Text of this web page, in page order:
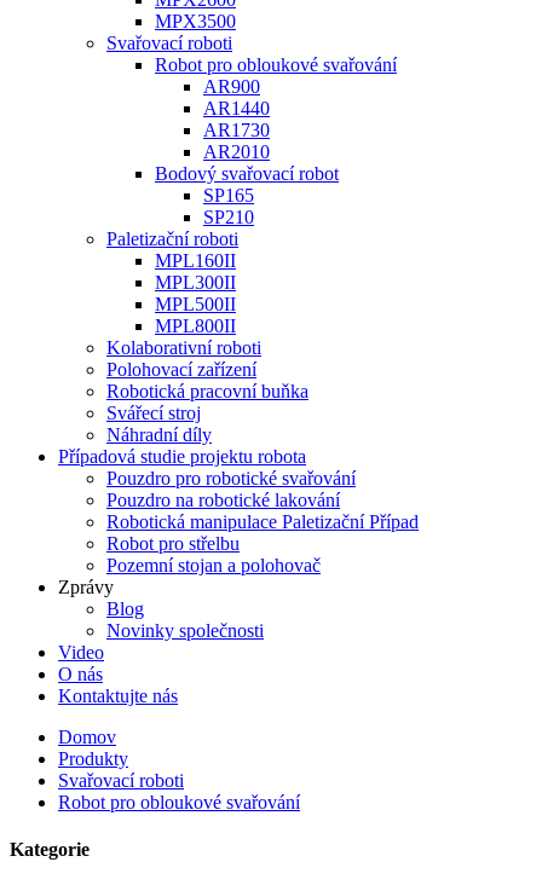
MPX3500
Svařovací roboti
Robot pro obloukové svařování
AR900
AR1440
AR1730
AR2010
Bodový svařovací robot
SP165
SP210
Paletizační roboti
MPL160II
MPL300II
MPL500II
MPL800II
Kolaborativní roboti
Polohovací zařízení
Robotická pracovní buňka
Svářecí stroj
Náhradní díly
Případová studie projektu robota
Pouzdro pro robotické svařování
Pouzdro na robotické lakování
Robotická manipulace Paletizační Případ
Robot pro střelbu
Pozemní stojan a polohovač
Zprávy
Blog
Novinky společnosti
Video
O nás
Kontaktujte nás
Domov
Produkty
Svařovací roboti
Robot pro obloukové svařování
Kategorie